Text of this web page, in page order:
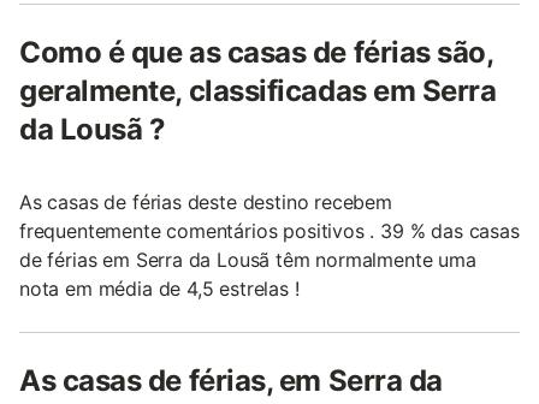
Como é que as casas de férias são,
geralmente, classificadas em Serra
da Lousã ?
As casas de férias deste destino recebem
frequentemente comentários positivos . 39 % das casas
de férias em Serra da Lousã têm normalmente uma
nota em média de 4,5 estrelas !
As casas de férias, em Serra da